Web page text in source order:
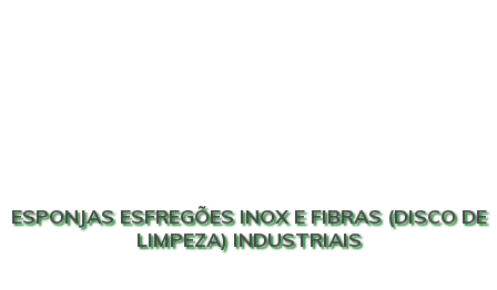
ESPONJAS ESFREGÕES INOX E FIBRAS (DISCO DE
LIMPEZA) INDUSTRIAIS